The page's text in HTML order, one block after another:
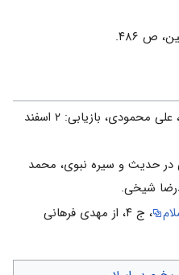
ص ۴۸۶.
، علی محمودی، بازیابی: ۲ اسفند
در حدیث و سیره نبوى، محمد
شیخی.
، ج ۴، از مهدی فرهانی